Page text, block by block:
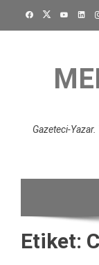
Gazeteci-
Etiket: